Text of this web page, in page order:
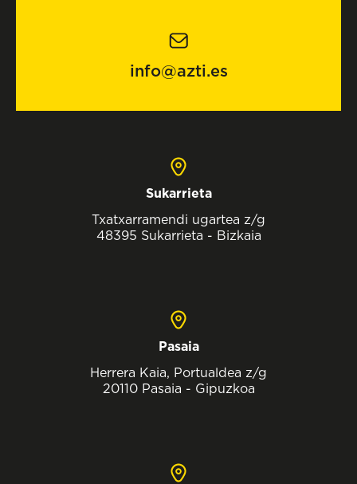
info@azti.es
Sukarrieta
Txatxarramendi ugartea z/g
48395 Sukarrieta - Bizkaia
Pasaia
Herrera Kaia, Portualdea z/g
20110 Pasaia - Gipuzkoa